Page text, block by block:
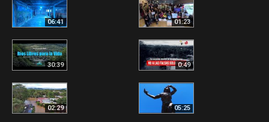
06:41 01:23
30:39 0:49
02:29 05:25